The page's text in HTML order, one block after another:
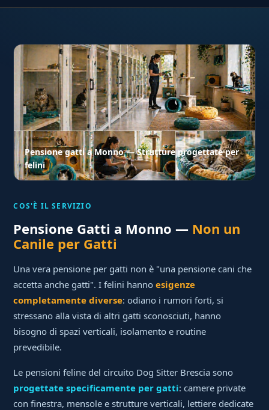
Pensione gatti a Monno — Strutture progettate per
felini
COS'È IL SERVIZIO
Pensione Gatti a Monno — Non un
Canile per Gatti
Una vera pensione per gatti non è "una pensione cani che
accetta anche gatti". I felini hannoesigenze
completamente diverse: odiano i rumori forti, si
stressano alla vista di altri gatti sconosciuti, hanno
bisogno di spazi verticali, isolamento e routine
prevedibile.
Le pensioni feline del circuito Dog Sitter Brescia sono
progettate specificamente per gatti: camere private
con finestra, mensole e strutture verticali, lettiere dedicate